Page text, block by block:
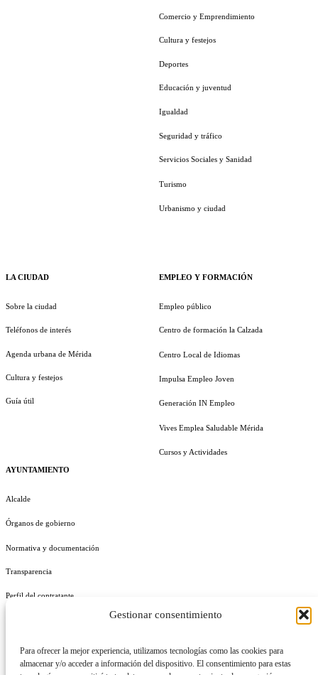
Gestionar consentimiento
Para ofrecer la mejor experiencia, utilizamos tecnologías como las cookies para
almacenar y/o acceder a información del dispositivo. El consentimiento para estas
LA CIUDAD
Sobre la ciudad
Teléfonos de interés
Agenda urbana de Mérida
Cultura y festejos
Guía útil
AYUNTAMIENTO
Alcalde
Órganos de gobierno
Normativa y documentación
Transparencia
Perfil del contratante
Comercio y Emprendimiento
Cultura y festejos
Deportes
Educación y juventud
Igualdad
Seguridad y tráfico
Servicios Sociales y Sanidad
Turismo
Urbanismo y ciudad
EMPLEO Y FORMACIÓN
Empleo público
Centro de formación la Calzada
Centro Local de Idiomas
Impulsa Empleo Joven
Generación IN Empleo
Vives Emplea Saludable Mérida
Cursos y Actividades